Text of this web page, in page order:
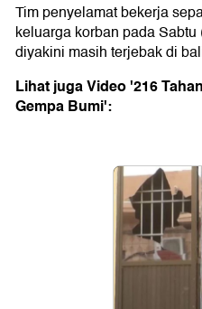
Tim penyelamat bekerja
keluarga korban pada
diyakini masih terjebak di
Lihat juga Video '216
Gempa Bumi':